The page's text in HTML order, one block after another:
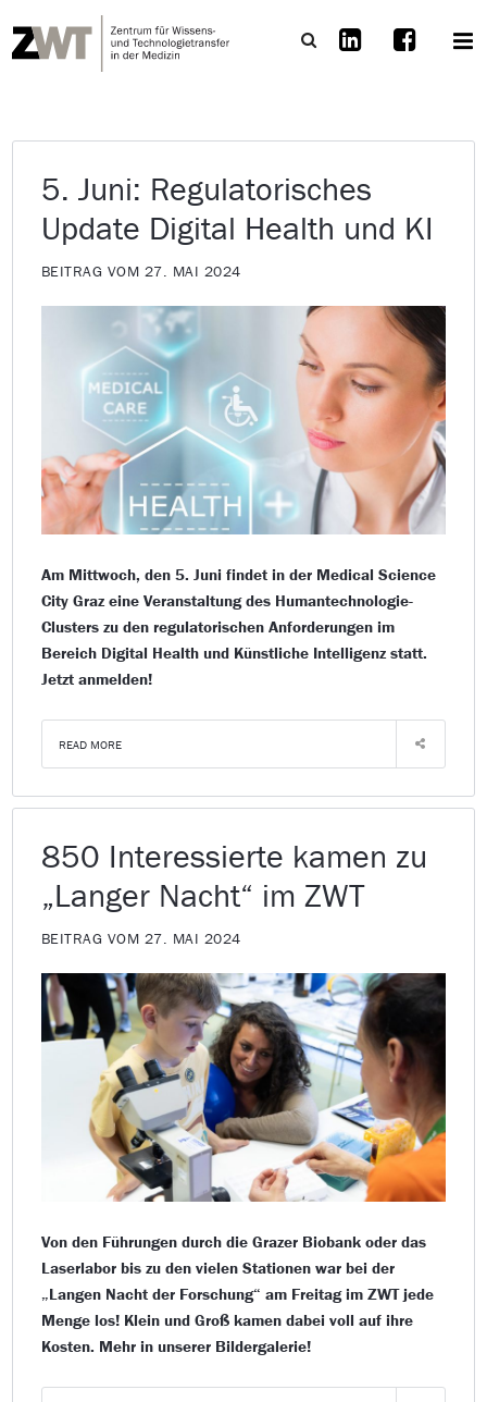
5. Juni: Regulatorisches
Update Digital Health und KI
BEITRAG VOM 27. MAI 2024
Am Mittwoch, den 5. Juni findet in der Medical Science
City Graz eine Veranstaltung des Humantechnologie-
Clusters zu den regulatorischen Anforderungen im
Bereich Digital Health und Künstliche Intelligenz statt.
Jetzt anmelden!
READ MORE
850 Interessierte kamen zu
„Langer Nacht“ im ZWT
BEITRAG VOM 27. MAI 2024
Von den Führungen durch die Grazer Biobank oder das
Laserlabor bis zu den vielen Stationen war bei der
„Langen Nacht der Forschung“ am Freitag im ZWT jede
Menge los! Klein und Groß kamen dabei voll auf ihre
Kosten. Mehr in unserer Bildergalerie!